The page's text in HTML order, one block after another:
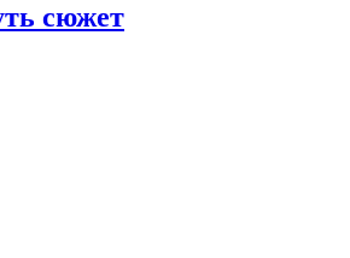
сюжет